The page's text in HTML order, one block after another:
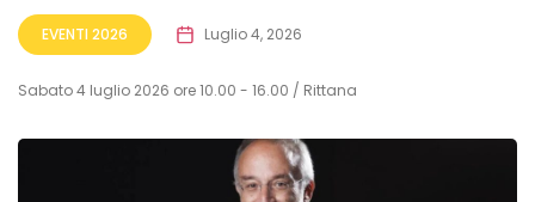
EVENTI 2026 Luglio 4, 2026
Sabato 4 luglio 2026 ore 10.00 - 16.00 / Rittana